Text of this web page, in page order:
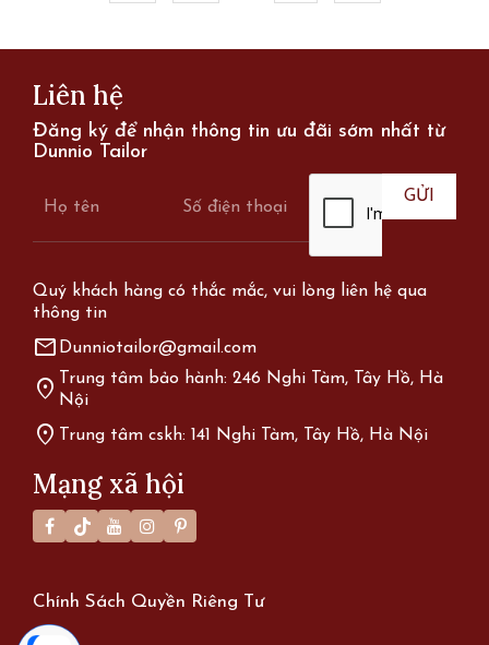
Liên hệ
Đăng ký để nhận thông tin ưu đãi sớm nhất từ
Dunnio Tailor
Quý khách hàng có thắc mắc, vui lòng liên hệ qua
thông tin
mail Dunniotailor@gmail.com
location_on
Trung tâm bảo hành: 246 Nghi Tàm, Tây Hồ, Hà
Nội
location_on Trung tâm cskh: 141 Nghi Tàm, Tây Hồ, Hà Nội
Mạng xã hội
Chính Sách Quyền Riêng Tư